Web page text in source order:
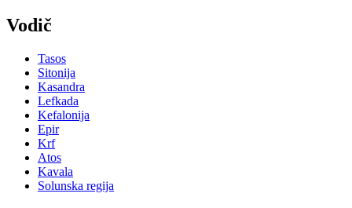
Vodič
Tasos
Sitonija
Kasandra
Lefkada
Kefalonija
Epir
Krf
Atos
Kavala
Solunska regija